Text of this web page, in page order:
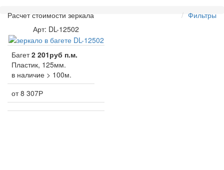
Расчет стоимости зеркала
Фильтры
Арт: DL-12502
Багет2 201руб п.м.
Пластик, 125мм.
в наличие > 100м.
от 8 307Р